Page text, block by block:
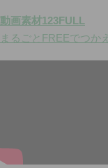
動画素材123FULL
まるごとFREEでつか